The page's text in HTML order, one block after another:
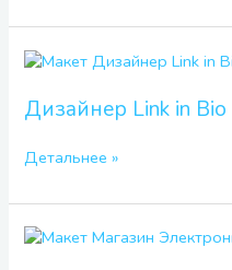
Дизайнер Link in Bio
Дизайнер
in
Bio
Детальнее »
Магазин